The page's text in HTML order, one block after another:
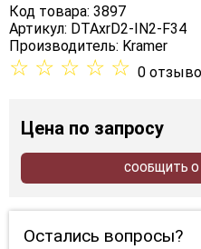
Код товара: 3897
Артикул: DTAxrD2-IN2-F34
Производитель: Kramer
☆ ☆ ☆ ☆ ☆ 0
Цена по запросу
СООБЩИТЬ О
Остались вопросы?